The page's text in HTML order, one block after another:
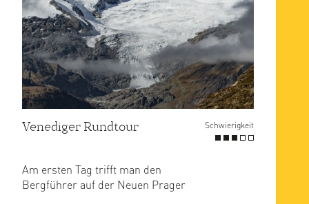
Venediger Rundtour Schwierigkeit
Am ersten Tag trifft man den
Bergführer auf der Neuen Prager